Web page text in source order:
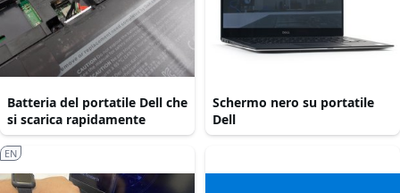
Batteria del portatile Dell che
si scarica rapidamente
Schermo nero su portatile
Dell
EN